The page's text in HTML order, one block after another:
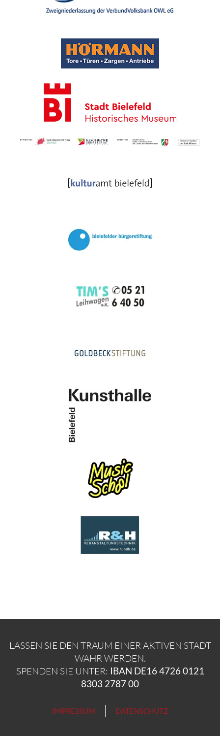
LASSEN SIE DEN TRAUM EINER AKTIVEN STADT
WAHR WERDEN.
SPENDEN SIE UNTER: IBAN DE16 4726 0121
8303 2787 00
IMPRESSUM DATENSCHUTZ